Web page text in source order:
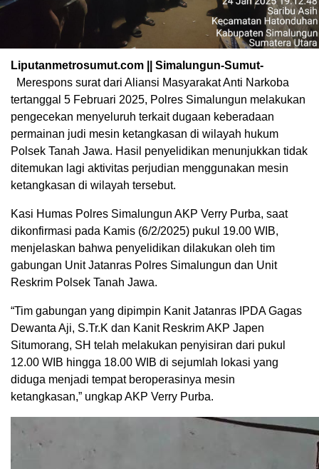
Liputanmetrosumut.com || Simalungun-Sumut-
Merespons surat dari Aliansi Masyarakat Anti Narkoba
tertanggal 5 Februari 2025, Polres Simalungun melakukan
pengecekan menyeluruh terkait dugaan keberadaan
permainan judi mesin ketangkasan di wilayah hukum
Polsek Tanah Jawa. Hasil penyelidikan menunjukkan tidak
ditemukan lagi aktivitas perjudian menggunakan mesin
ketangkasan di wilayah tersebut.
Kasi Humas Polres Simalungun AKP Verry Purba, saat
dikonfirmasi pada Kamis (6/2/2025) pukul 19.00 WIB,
menjelaskan bahwa penyelidikan dilakukan oleh tim
gabungan Unit Jatanras Polres Simalungun dan Unit
Reskrim Polsek Tanah Jawa.
“Tim gabungan yang dipimpin Kanit Jatanras IPDA Gagas
Dewanta Aji, S.Tr.K dan Kanit Reskrim AKP Japen
Situmorang, SH telah melakukan penyisiran dari pukul
12.00 WIB hingga 18.00 WIB di sejumlah lokasi yang
diduga menjadi tempat beroperasinya mesin
ketangkasan,” ungkap AKP Verry Purba.